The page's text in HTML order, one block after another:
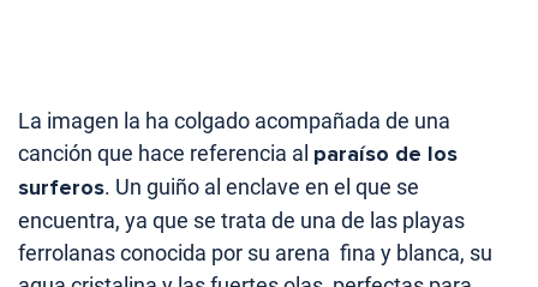
La imagen la ha colgado acompañada de una
canción que hace referencia al paraíso de los
surferos. Un guiño al enclave en el que se
encuentra, ya que se trata de una de las playas
ferrolanas conocida por su arena fina y blanca, su